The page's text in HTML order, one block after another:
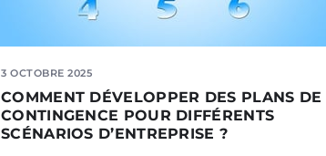
3 OCTOBRE 2025
COMMENT DÉVELOPPER DES PLANS DE
CONTINGENCE POUR DIFFÉRENTS
SCÉNARIOS D’ENTREPRISE ?